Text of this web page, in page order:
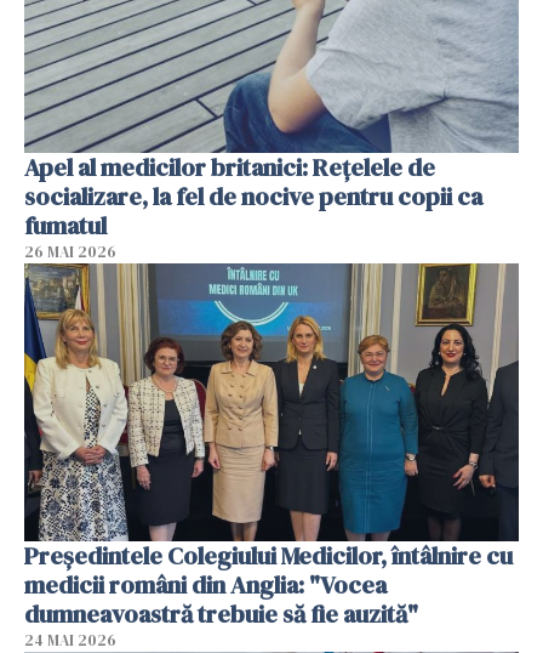
Apel al medicilor britanici: Reţelele de
socializare, la fel de nocive pentru copii ca
fumatul
26 MAI 2026
Președintele Colegiului Medicilor, întâlnire cu
medicii români din Anglia: "Vocea
dumneavoastră trebuie să fie auzită"
24 MAI 2026